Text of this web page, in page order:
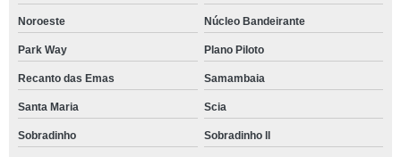
Noroeste Núcleo Bandeirante
Park Way Plano Piloto
Recanto das Emas Samambaia
Santa Maria Scia
Sobradinho Sobradinho ll